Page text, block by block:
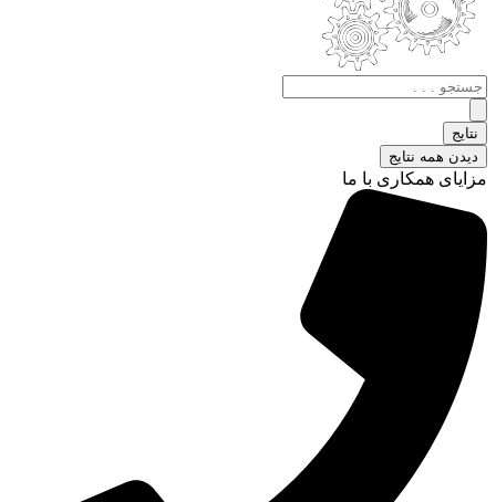
جستجو
.
.
.
نتایج
دیدن همه نتایج
مزایای همکاری با ما